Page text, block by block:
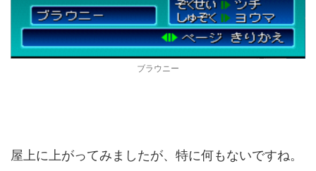
ブラウニー
屋上に上がってみましたが、特に何もないですね。